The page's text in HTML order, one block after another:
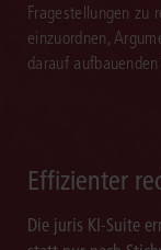
Fragestellungen zu
einzuordnen,
darauf
Effizienter
Die juris KI-Suite